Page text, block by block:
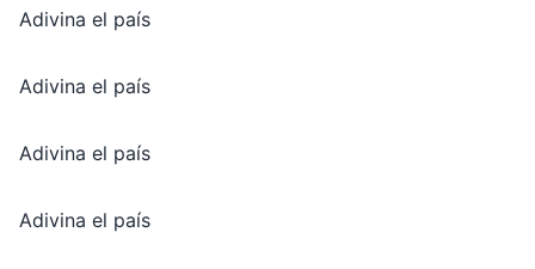
Adivina el país
Adivina el país
Adivina el país
Adivina el país